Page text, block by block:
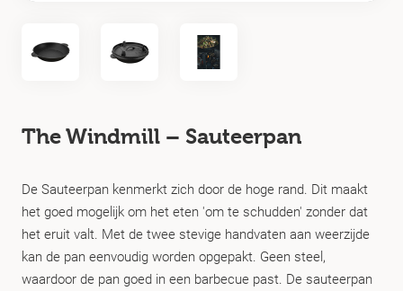
The Windmill – Sauteerpan
De Sauteerpan kenmerkt zich door de hoge rand. Dit maakt
het goed mogelijk om het eten 'om te schudden' zonder dat
het eruit valt. Met de twee stevige handvaten aan weerzijde
kan de pan eenvoudig worden opgepakt. Geen steel,
waardoor de pan goed in een barbecue past. De sauteerpan